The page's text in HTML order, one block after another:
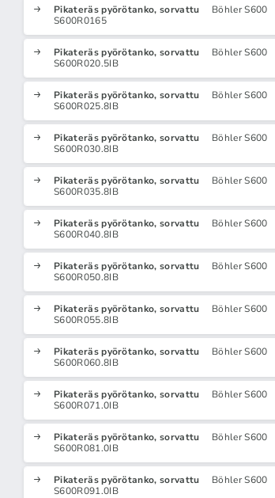
Pikateräs pyörötanko, sorvattu
S600R0165
Böhler S600
Pikateräs pyörötanko, sorvattu
S600R020.5IB
Böhler S600
Pikateräs pyörötanko, sorvattu
S600R025.8IB
Böhler S600
Pikateräs pyörötanko, sorvattu
S600R030.8IB
Böhler S600
Pikateräs pyörötanko, sorvattu
S600R035.8IB
Böhler S600
Pikateräs pyörötanko, sorvattu
S600R040.8IB
Böhler S600
Pikateräs pyörötanko, sorvattu
S600R050.8IB
Böhler S600
Pikateräs pyörötanko, sorvattu
S600R055.8IB
Böhler S600
Pikateräs pyörötanko, sorvattu
S600R060.8IB
Böhler S600
Pikateräs pyörötanko, sorvattu
S600R071.0IB
Böhler S600
Pikateräs pyörötanko, sorvattu
S600R081.0IB
Böhler S600
Pikateräs pyörötanko, sorvattu
S600R091.0IB
Böhler S600